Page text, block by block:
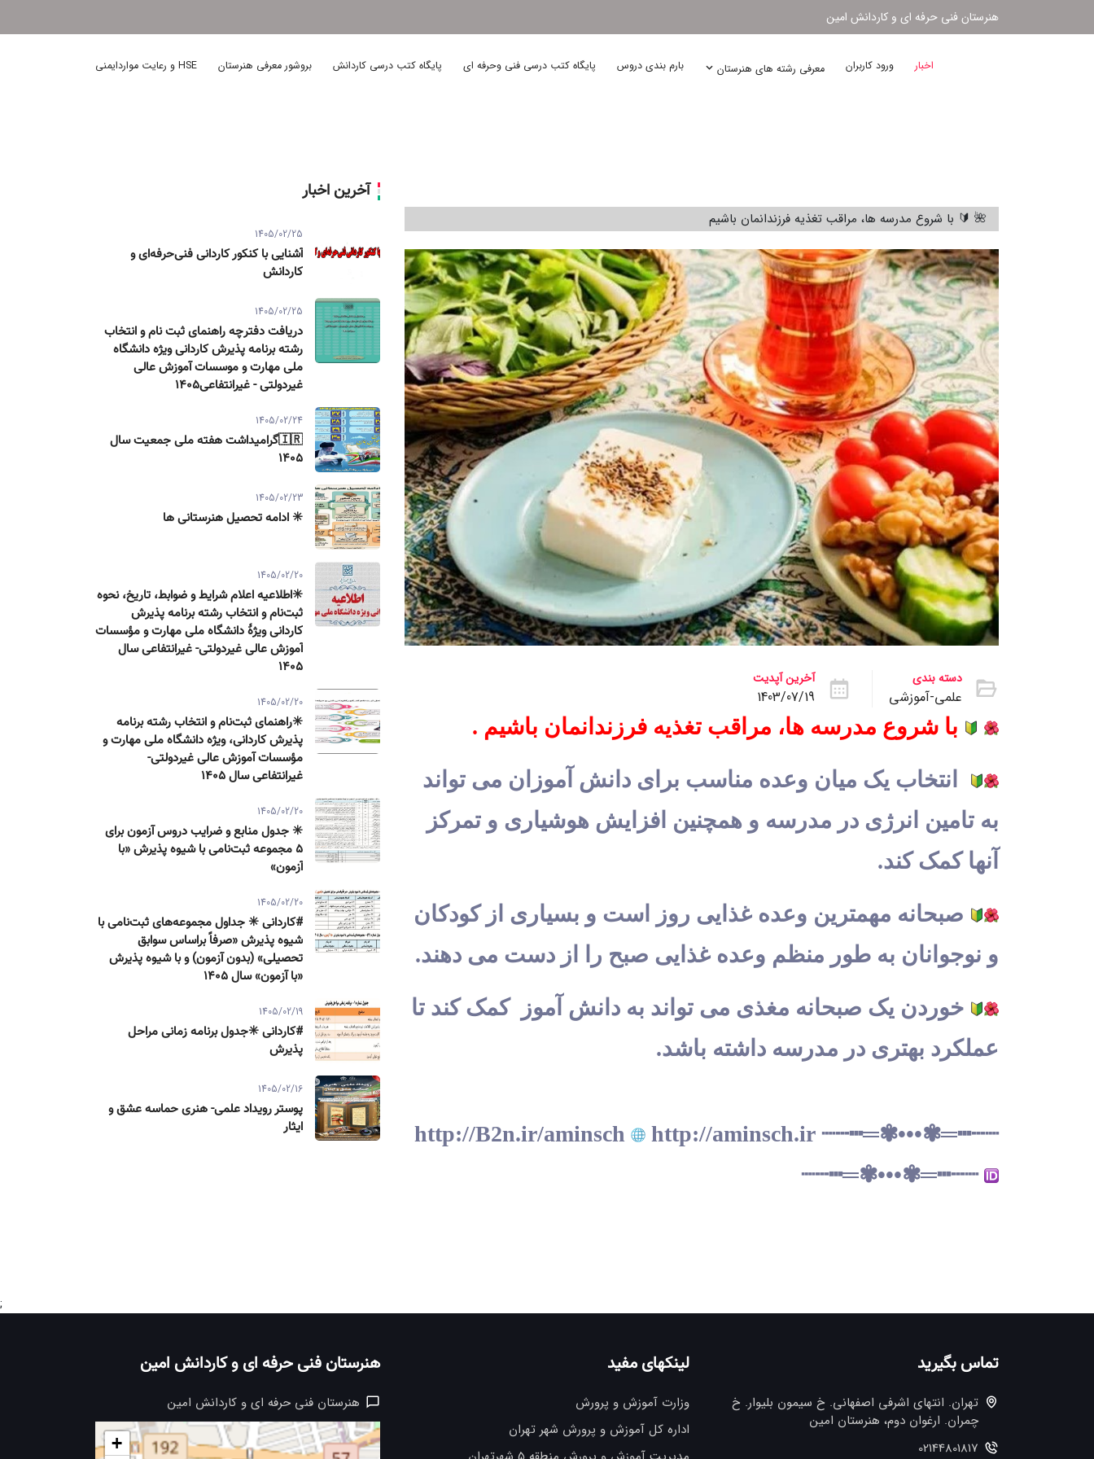
هنرستان فنی حرفه ای و کاردانش امین
اخبار ورود کاربران معرفی رشته های هنرستان بارم بندی دروس پایگاه کتب درسی فنی وحرفه ای پایگاه کتب درسی کاردانش بروشور معرفی هنرستان HSE و رعایت مواردایمنی
🌺 🔰 با شروع مدرسه ها، مراقب تغذیه فرزندانمان باشیم
دسته بندی
علمی-آموزشی
آخرین آپدیت
1403/07/19
با شروع مدرسه ها، مراقب تغذیه فرزندانمان باشیم .
انتخاب یک میان وعده مناسب برای دانش آموزان می ‌تواند
به تامین انرژی در مدرسه و همچنین افزایش هوشیاری و تمرکز
آنها کمک کند.
صبحانه مهمترین وعده غذایی روز است و بسیاری از کودکان
و نوجوانان به طور منظم وعده غذایی صبح را از دست می دهند.
خوردن یک صبحانه مغذی می تواند به دانش آموز کمک کند تا
عملکرد بهتری در مدرسه داشته باشد.
┈┄┅═✾•••✾═┅┄┈
http://B2n.ir/aminsch
http://aminsch.ir
┈┄┅═✾•••✾═┅┄┈
آخرین اخبار
1405/02/25
آشنایی با کنکور کاردانی فنی‌حرفه‌ای و
کاردانش
1405/02/25
دریافت دفترچه راهنمای ثبت نام و انتخاب
رشته برنامه پذیرش کاردانی ویژه دانشگاه
ملی مهارت و موسسات آموزش عالی
غیردولتی - غیرانتفاعی1405
1405/02/24
🇮🇷گرامیداشت هفته ملی جمعیت سال
۱۴۰۵
1405/02/23
✳️ ادامه تحصیل هنرستانی ها
1405/02/20
✳️اطلاعیه اعلام شرایط و ضوابط، تاریخ، نحوه
ثبت‌نام و انتخاب رشته برنامه پذیرش
كاردانی ویژۀ دانشگاه ملی مهارت و مؤسسات
آموزش عالی غیردولتی- غیرانتفاعی سال
۱۴۰۵
1405/02/20
✳️راهنمای ثبت‌نام و انتخاب رشته برنامه
پذیرش كاردانی، ویژه دانشگاه ملی مهارت و
مؤسسات آموزش عالی غیردولتی-
غیرانتفاعی سال ۱۴۰۵
1405/02/20
✳️ جدول منابع و ضرایب دروس آزمون برای
۵ مجموعه ثبت‌نامی با شیوه پذیرش «با
آزمون»
1405/02/20
#کاردانی ✳️ جداول مجموعه‌های ثبت‌نامی با
شیوه پذیرش «صرفاً براساس سوابق
تحصیلی» (بدون آزمون) و با شیوه پذیرش
«با آزمون» سال ۱۴۰۵
1405/02/19
#کاردانی ✳️جدول برنامه زمانی مراحل
پذیرش
1405/02/16
پوستر رویداد علمی- هنری حماسه عشق و
ایثار
;
تماس بگیرید
تهران. انتهاي اشرفي اصفهاني. خ سيمون بليوار. خ
چمران. ارغوان دوم، هنرستان امین
02144801817
لینکهای مفید
وزارت آموزش و پرورش
اداره کل آموزش و پرورش شهر تهران
هنرستان فنی حرفه ای و کاردانش امین
هنرستان فنی حرفه ای و کاردانش امین
+